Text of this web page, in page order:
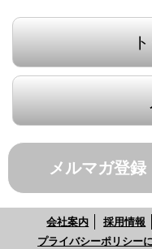
メルマガ登録
会社案内 採用情報
プライバシーポリシー